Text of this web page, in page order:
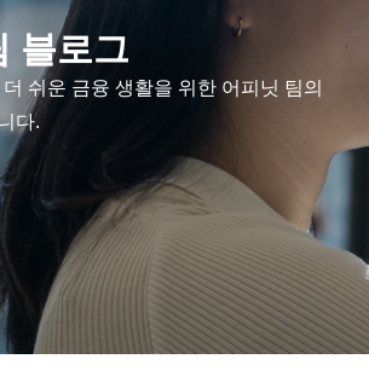
블로그
쉬운 금융 생활을 위한 어피닛 팀의
다.